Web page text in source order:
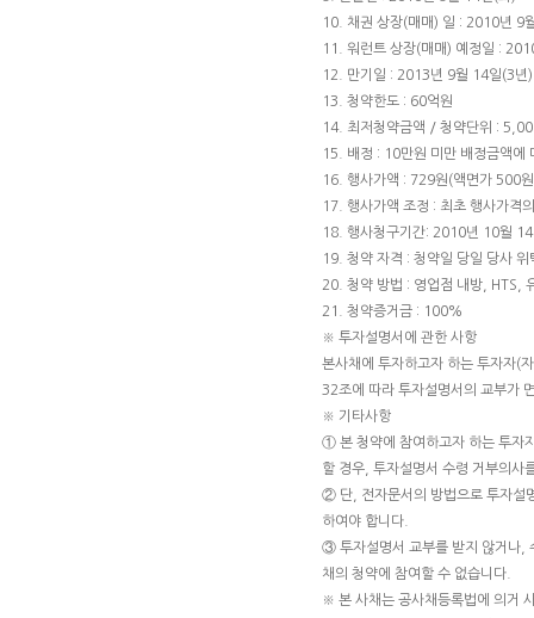
10. 채권 상장(매매) 일 : 2010년 9
11. 워런트 상장(매매) 예정일 :
12. 만기일 : 2013년 9월 14일(3년)
13. 청약한도 : 60억원
14. 최저청약금액 / 청약단위 :
15. 배정 : 10만원 미만 배정금액에
16. 행사가액 : 729원(액면가 500
17. 행사가액 조정 : 최초 행사가격
18. 행사청구기간: 2010년 10월
19. 청약 자격 : 청약일 당일 당사
20. 청약 방법 : 영업점 내방, HTS,
21. 청약증거금 : 100%
※ 투자설명서에 관한 사항
본사채에 투자하고자 하는 투자자(
32조에 따라 투자설명서의 교부가
※ 기타사항
① 본 청약에 참여하고자 하는 투자
할 경우, 투자설명서 수령 거부의사
② 단, 전자문서의 방법으로 투자설
하여야 합니다.
③ 투자설명서 교부를 받지 않거나,
채의 청약에 참여할 수 없습니다.
※ 본 사채는 공사채등록법에 의거